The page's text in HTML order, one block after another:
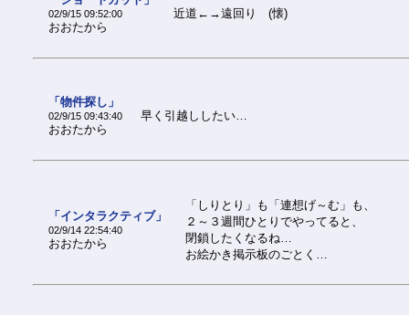
02/9/15 09:52:00
おおたから
近道←→遠回り (懐)
「物件探し」
02/9/15 09:43:40
おおたから
早く引越ししたい…
「インタラクティブ」
02/9/14 22:54:40
おおたから
「しりとり」も「連想げ～む」も、
２～３週間ひとりでやってると、
閉鎖したくなるね…
お絵かき掲示板のごとく…